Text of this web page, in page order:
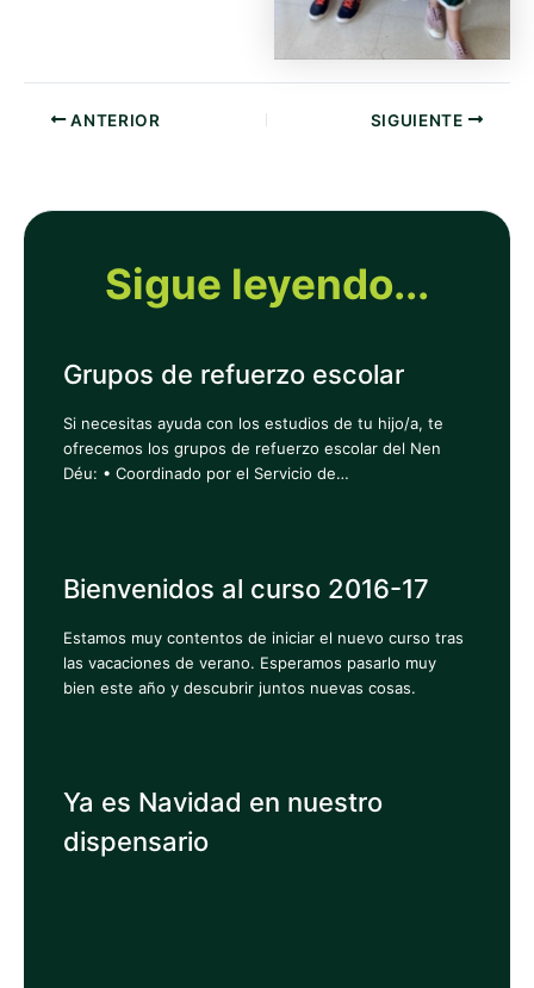
ANTERIOR SIGUIENTE
Sigue leyendo...
Grupos de refuerzo escolar
Si necesitas ayuda con los estudios de tu hijo/a, te
ofrecemos los grupos de refuerzo escolar del Nen
Déu: • Coordinado por el Servicio de…
Bienvenidos al curso 2016-17
Estamos muy contentos de iniciar el nuevo curso tras
las vacaciones de verano. Esperamos pasarlo muy
bien este año y descubrir juntos nuevas cosas.
Ya es Navidad en nuestro
dispensario